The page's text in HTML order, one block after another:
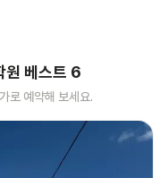
원 베스트 6
로 예약해 보세요.